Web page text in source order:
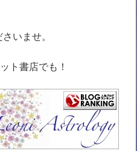
いませ。
ト書店でも！